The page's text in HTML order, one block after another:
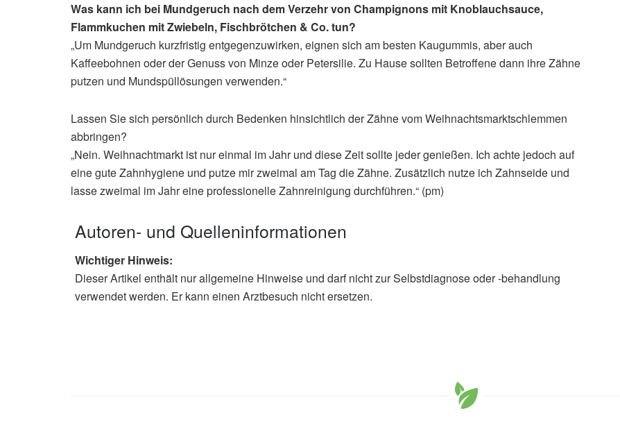
Was kann ich bei Mundgeruch nach dem Verzehr von Champignons mit Knoblauchsauce,
Flammkuchen mit Zwiebeln, Fischbrötchen & Co. tun?
„Um Mundgeruch kurzfristig entgegenzuwirken, eignen sich am besten Kaugummis, aber auch
Kaffeebohnen oder der Genuss von Minze oder Petersilie. Zu Hause sollten Betroffene dann ihre Zähne
putzen und Mundspüllösungen verwenden.“
Lassen Sie sich persönlich durch Bedenken hinsichtlich der Zähne vom Weihnachtsmarktschlemmen
abbringen?
„Nein. Weihnachtmarkt ist nur einmal im Jahr und diese Zeit sollte jeder genießen. Ich achte jedoch auf
eine gute Zahnhygiene und putze mir zweimal am Tag die Zähne. Zusätzlich nutze ich Zahnseide und
lasse zweimal im Jahr eine professionelle Zahnreinigung durchführen.“ (pm)
Autoren- und Quelleninformationen
Wichtiger Hinweis:
Dieser Artikel enthält nur allgemeine Hinweise und darf nicht zur Selbstdiagnose oder -behandlung
verwendet werden. Er kann einen Arztbesuch nicht ersetzen.